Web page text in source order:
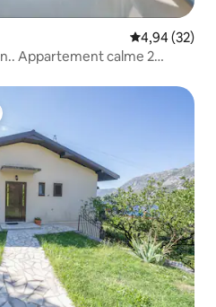
Évaluation
4,94 (32)
Appartement calme 2